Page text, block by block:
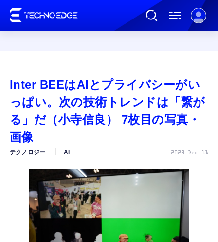
AI
ガジェット
カルチャー
公式ストア
Inter BEEはAIとプライバシーがい
っぱい。次の技術トレンドは「繋が
る」だ（小寺信良） 7枚目の写真・
画像
テクノロジー AI 2023 Dec 11